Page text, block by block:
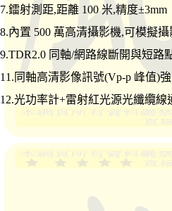
7.鐳射測距,距離 100 米,精度±3mm
8.內置 500 萬高清攝影機,可模擬攝
9.TDR2.0 同軸/網路線斷開與短路
11.同軸高清影像訊號(Vp-p 峰值)
12.光功率計+雷射紅光源光纖纜線